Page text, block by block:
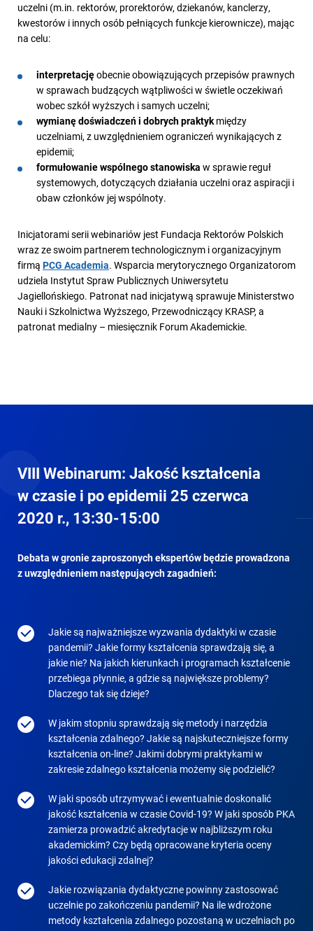
uczelni (m.in. rektorów, prorektorów, dziekanów, kanclerzy,
kwestorów i innych osób pełniących funkcje kierownicze), mając
na celu:
interpretacjęobecnie obowiązujących przepisów prawnych
w sprawach budzących wątpliwości w świetle oczekiwań
wobec szkół wyższych i samych uczelni;
wymianę doświadczeń i dobrych praktykmiędzy
uczelniami, z uwzględnieniem ograniczeń wynikających z
epidemii;
formułowanie wspólnego stanowiska w sprawie reguł
systemowych, dotyczących działania uczelni oraz aspiracji i
obaw członków jej wspólnoty.
Inicjatorami serii webinariów jest Fundacja Rektorów Polskich
wraz ze swoim partnerem technologicznym i organizacyjnym
firmą PCG Academia. Wsparcia merytorycznego Organizatorom
udziela Instytut Spraw Publicznych Uniwersytetu
Jagiellońskiego. Patronat nad inicjatywą sprawuje Ministerstwo
Nauki i Szkolnictwa Wyższego, Przewodniczący KRASP, a
patronat medialny – miesięcznik Forum Akademickie.
VIII Webinarum: Jakość kształcenia
w czasie i po epidemii 25 czerwca
2020 r., 13:30-15:00
Debata w gronie zaproszonych ekspertów będzie prowadzona
z uwzględnieniem następujących zagadnień:
Jakie są najważniejsze wyzwania dydaktyki w czasie
pandemii? Jakie formy kształcenia sprawdzają się, a
jakie nie? Na jakich kierunkach i programach kształcenie
przebiega płynnie, a gdzie są największe problemy?
Dlaczego tak się dzieje?
W jakim stopniu sprawdzają się metody i narzędzia
kształcenia zdalnego? Jakie są najskuteczniejsze formy
kształcenia on-line? Jakimi dobrymi praktykami w
zakresie zdalnego kształcenia możemy się podzielić?
W jaki sposób utrzymywać i ewentualnie doskonalić
jakość kształcenia w czasie Covid-19? W jaki sposób PKA
zamierza prowadzić akredytacje w najbliższym roku
akademickim? Czy będą opracowane kryteria oceny
jakości edukacji zdalnej?
Jakie rozwiązania dydaktyczne powinny zastosować
uczelnie po zakończeniu pandemii? Na ile wdrożone
metody kształcenia zdalnego pozostaną w uczelniach po